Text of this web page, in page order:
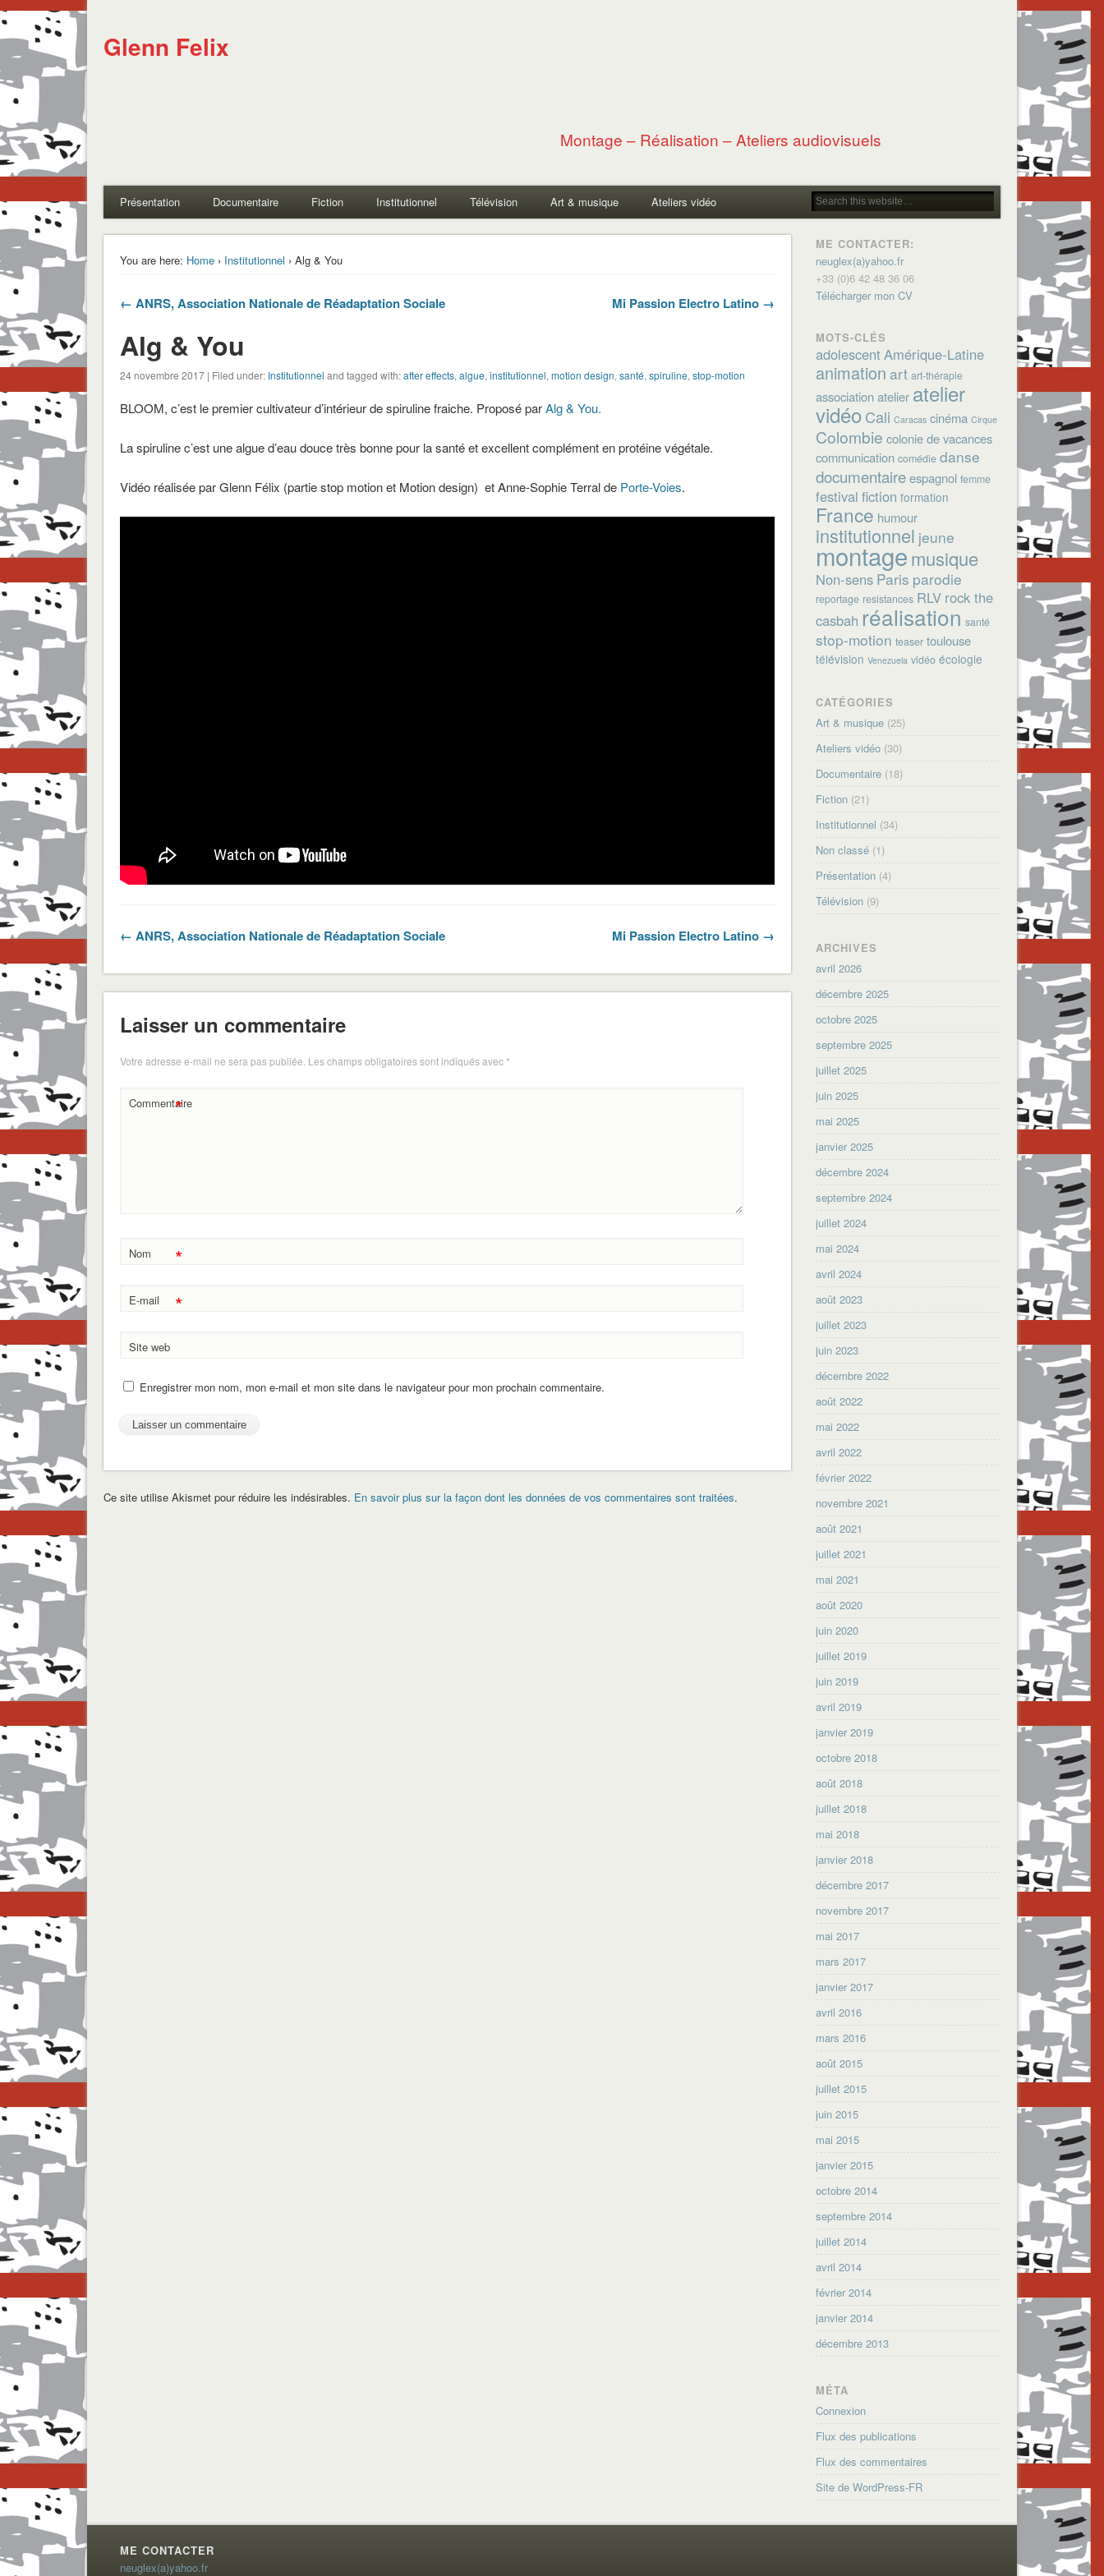
Glenn Felix
Montage – Réalisation – Ateliers audiovisuels
Présentation Documentaire Fiction Institutionnel Télévision Art & musique Ateliers vidéo
You are here: Home› Institutionnel › Alg & You
← ANRS, Association Nationale de Réadaptation Sociale Mi Passion Electro Latino →
Alg & You
24 novembre 2017 | Filed under: Institutionnel and tagged with:after effects, algue, institutionnel, motion design, santé, spiruline, stop-motion
BLOOM, c’est le premier cultivateur d’intérieur de spiruline fraiche. Proposé parAlg & You.
La spiruline c’est une algue d’eau douce très bonne pour la santé et excellent complément en protéine végétale.
Vidéo réalisée par Glenn Félix (partie stop motion et Motion design) et Anne-Sophie Terral de Porte-Voies.
← ANRS, Association Nationale de Réadaptation Sociale Mi Passion Electro Latino →
Laisser un commentaire
Votre adresse e-mail ne sera pas publiée. Les champs obligatoires sont indiqués avec*
Commentaire
*
Nom *
E-mail *
Site web
Enregistrer mon nom, mon e-mail et mon site dans le navigateur pour mon prochain commentaire.
Ce site utilise Akismet pour réduire les indésirables. En savoir plus sur la façon dont les données de vos commentaires sont traitées.
ME CONTACTER:
neuglex(a)yahoo.fr
+33 (0)6 42 48 36 06
Télécharger mon CV
MOTS-CLÉS
adolescent Amérique-Latine
animation art art-thérapie
association atelier atelier
vidéoCali Caracas cinéma Cirque
Colombie colonie de vacances
communication comédie danse
documentaire espagnol femme
festival fiction formation
France humour
institutionnel jeune
montagemusique
Non-sens Paris parodie
reportage resistances RLV rock the
casbah réalisation santé
stop-motion teaser toulouse
télévision Venezuela vidéo écologie
CATÉGORIES
Art & musique (25)
Ateliers vidéo (30)
Documentaire (18)
Fiction (21)
Institutionnel (34)
Non classé (1)
Présentation (4)
Télévision (9)
ARCHIVES
avril 2026
décembre 2025
octobre 2025
septembre 2025
juillet 2025
juin 2025
mai 2025
janvier 2025
décembre 2024
septembre 2024
juillet 2024
mai 2024
avril 2024
août 2023
juillet 2023
juin 2023
décembre 2022
août 2022
mai 2022
avril 2022
février 2022
novembre 2021
août 2021
juillet 2021
mai 2021
août 2020
juin 2020
juillet 2019
juin 2019
avril 2019
janvier 2019
octobre 2018
août 2018
juillet 2018
mai 2018
janvier 2018
décembre 2017
novembre 2017
mai 2017
mars 2017
janvier 2017
avril 2016
mars 2016
août 2015
juillet 2015
juin 2015
mai 2015
janvier 2015
octobre 2014
septembre 2014
juillet 2014
avril 2014
février 2014
janvier 2014
décembre 2013
MÉTA
Connexion
Flux des publications
Flux des commentaires
Site de WordPress-FR
ME CONTACTER
neuglex(a)yahoo.fr